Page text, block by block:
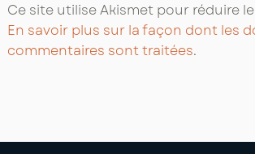
Ce site utilise Akismet pour réduire
En savoir plus sur la façon dont les
commentaires sont traitées.